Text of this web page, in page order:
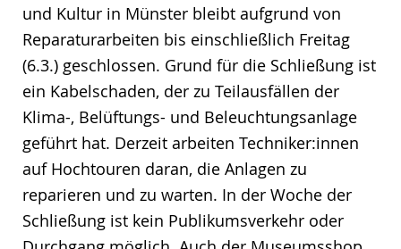
und Kultur in Münster bleibt aufgrund von
Reparaturarbeiten bis einschließlich Freitag
(6.3.) geschlossen. Grund für die Schließung ist
ein Kabelschaden, der zu Teilausfällen der
Klima-, Belüftungs- und Beleuchtungsanlage
geführt hat. Derzeit arbeiten Techniker:innen
auf Hochtouren daran, die Anlagen zu
reparieren und zu warten. In der Woche der
Schließung ist kein Publikumsverkehr oder